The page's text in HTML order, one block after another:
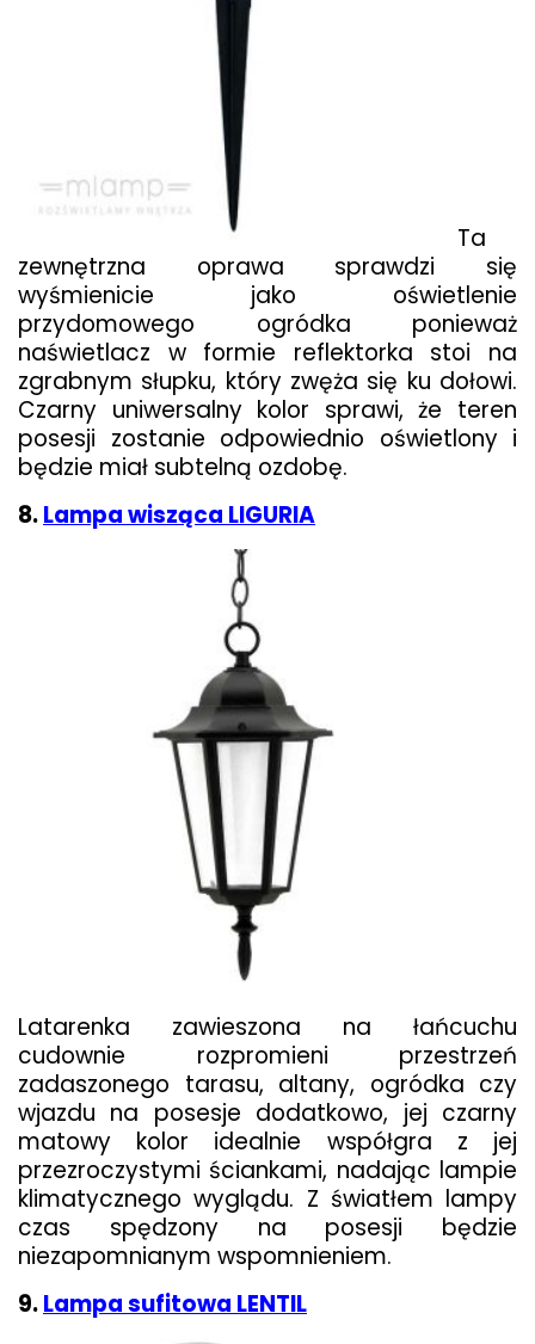
Ta
zewnętrzna oprawa sprawdzi się
wyśmienicie jako oświetlenie
przydomowego ogródka ponieważ
naświetlacz w formie reflektorka stoi na
zgrabnym słupku, który zwęża się ku dołowi.
Czarny uniwersalny kolor sprawi, że teren
posesji zostanie odpowiednio oświetlony i
będzie miał subtelną ozdobę.
8.Lampa wisząca LIGURIA
Latarenka zawieszona na łańcuchu
cudownie rozpromieni przestrzeń
zadaszonego tarasu, altany, ogródka czy
wjazdu na posesje dodatkowo, jej czarny
matowy kolor idealnie współgra z jej
przezroczystymi ściankami, nadając lampie
klimatycznego wyglądu. Z światłem lampy
czas spędzony na posesji będzie
niezapomnianym wspomnieniem.
9.Lampa sufitowa LENTIL